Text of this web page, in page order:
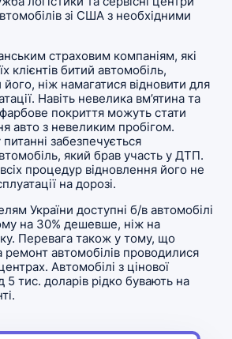
зі США з необхідними
страховим компаніям, які
клієнтів битий автомобіль,
ніж намагатися відновити для
Навіть невелика вм’ятина та
покриття можуть стати
авто з невеликим пробігом.
забезпечується
який брав участь у ДТП.
процедур відновлення його не
на дорозі.
України доступні б/в автомобілі
на 30% дешевше, ніж на
Перевага також у тому, що
ремонт автомобілів проводилися
Автомобілі з цінової
5 тис. доларів рідко бувають на